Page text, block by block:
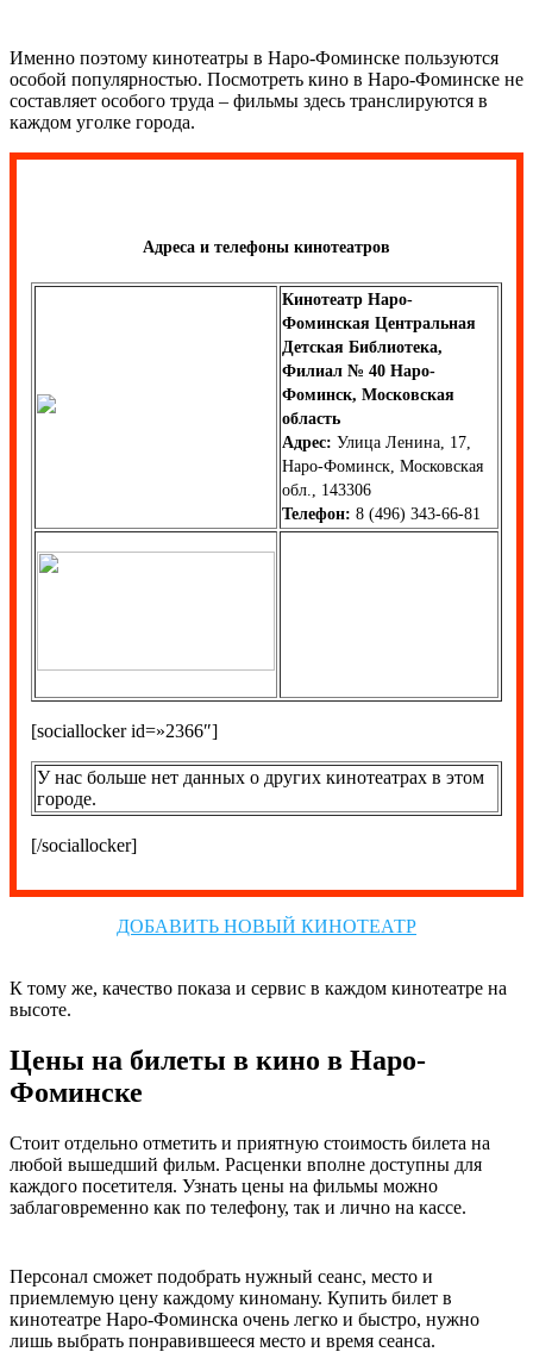
Именно поэтому кинотеатры в Наро-Фоминске пользуются
особой популярностью. Посмотреть кино в Наро-Фоминске не
составляет особого труда – фильмы здесь транслируются в
каждом уголке города.
Адреса и телефоны кинотеатров
Кинотеатр Наро-
Фоминская Центральная
Детская Библиотека,
Филиал № 40 Наро-
Фоминск, Московская
область
Адрес: Улица Ленина, 17,
Наро-Фоминск, Московская
обл., 143306
Телефон: 8 (496) 343-66-81
[sociallocker id=»2366″]
У нас больше нет данных о других кинотеатрах в этом
городе.
[/sociallocker]
ДОБАВИТЬ НОВЫЙ КИНОТЕАТР
К тому же, качество показа и сервис в каждом кинотеатре на
высоте.
Цены на билеты в кино в Наро-
Фоминске
Стоит отдельно отметить и приятную стоимость билета на
любой вышедший фильм. Расценки вполне доступны для
каждого посетителя. Узнать цены на фильмы можно
заблаговременно как по телефону, так и лично на кассе.
Персонал сможет подобрать нужный сеанс, место и
приемлемую цену каждому киноману. Купить билет в
кинотеатре Наро-Фоминска очень легко и быстро, нужно
лишь выбрать понравившееся место и время сеанса.